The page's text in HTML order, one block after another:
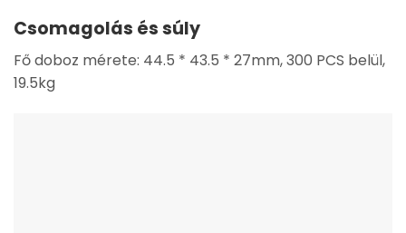
Csomagolás és súly
Fő doboz mérete: 44.5 * 43.5 * 27mm, 300 PCS belül,
19.5kg